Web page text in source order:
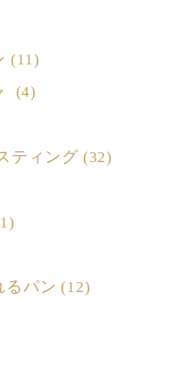
(11)
(4)
ティング (32)
るパン (12)